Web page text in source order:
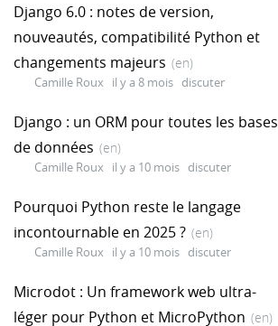
Django 6.0 : notes de version,
nouveautés, compatibilité Python et
changements majeurs (en)
Camille Roux il y a 8 mois discuter
Django : un ORM pour toutes les bases
de données (en)
Camille Roux il y a 10 mois discuter
Pourquoi Python reste le langage
incontournable en 2025 ? (en)
Camille Roux il y a 10 mois discuter
Microdot : Un framework web ultra-
léger pour Python et MicroPython (en)